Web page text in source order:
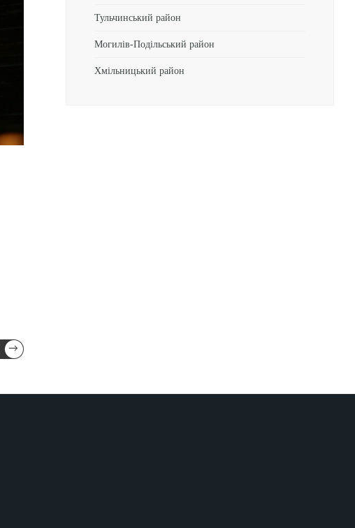
→
Тульчинський район
Могилів-Подільський район
Хмільницький район